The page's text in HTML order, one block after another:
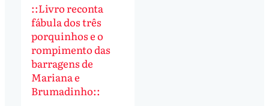
::Livro reconta
fábula dos três
porquinhos e o
rompimento das
barragens de
Mariana e
Brumadinho::